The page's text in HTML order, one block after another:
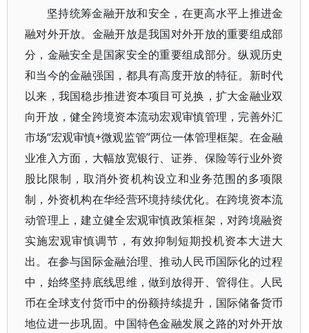
坚持统筹金融开放和安全，在更高水平上推进金
融对外开放。金融开放是我国对外开放的重要组成部
分，金融安全是国家安全的重要组成部分。纵观历史
和当今的金融强国，都具有高度开放的特征。新时代
以来，我国稳步推进资本项目可兑换，扩大金融业双
向开放，健全跨境资本流动宏观审慎管理，完善外汇
市场“宏观审慎+微观监管”两位一体管理框架。在金融
业准入方面，大幅放宽银行、证券、保险等行业外资
股比限制，取消外资机构设立和业务范围的多项限
制，外资机构在华经营环境持续优化。在跨境资本流
动管理上，建立健全宏观审慎政策框架，对跨境融资
实施宏观审慎调节，有效抑制短期投机资本大进大
出。在参与国际金融治理、推动人民币国际化的过程
中，始终坚持底线思维，做到放得开、管得住。人民
币在全球支付货币中的份额持续提升，国际储备货币
地位进一步巩固。中国特色金融发展之路的对外开放